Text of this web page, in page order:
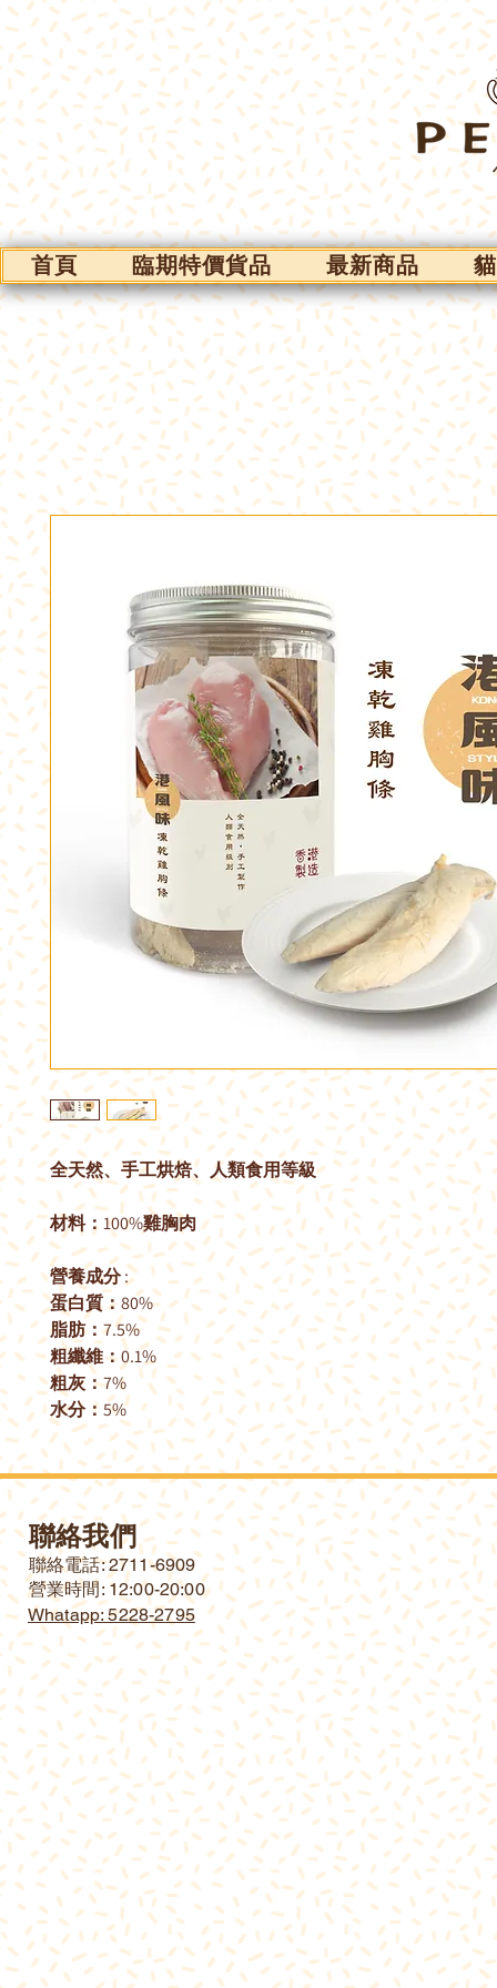
首頁 臨期特價貨品 最新商品
全天然、手工烘焙、人類食用等級
材料： 100%雞胸肉
營養成分:
蛋白質： 80%
脂肪： 7.5%
粗纖維：0.1%
粗灰：7%
水分： 5%
聯絡我們
​聯絡電話: 2711-6909
營業時間: 12:00-20:00
Whatapp: 5228-2795